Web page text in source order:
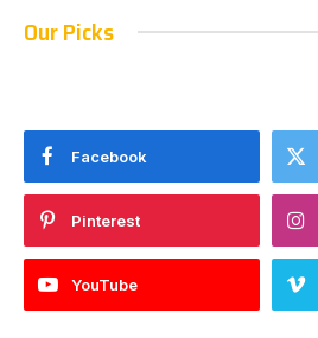
Our Picks
Facebook
Pinterest
YouTube